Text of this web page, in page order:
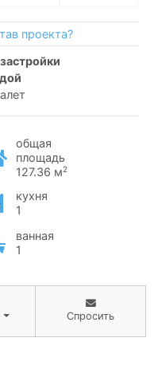
проекта?
общая
площадь
127.36 м2
кухня
1
ванная
1
Спросить